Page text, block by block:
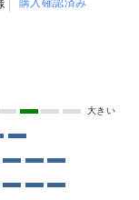
購入確認済み
大きい